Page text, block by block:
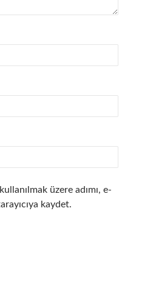
üzere adımı, e-
kaydet.